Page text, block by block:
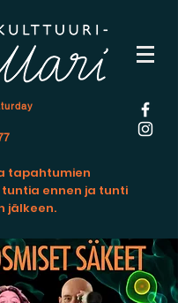
tapahtumien
ennen ja tunti
jälkeen.